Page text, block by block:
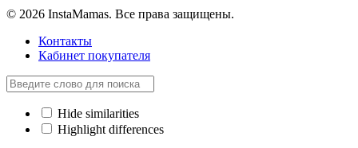
© 2026 InstaMamas. Все права защищены.
Контакты
Кабинет покупателя
Hide similarities
Highlight differences